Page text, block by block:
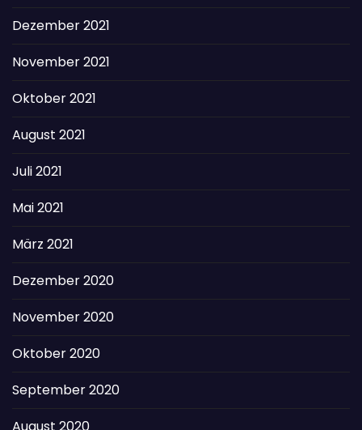
Dezember 2021
November 2021
Oktober 2021
August 2021
Juli 2021
Mai 2021
März 2021
Dezember 2020
November 2020
Oktober 2020
September 2020